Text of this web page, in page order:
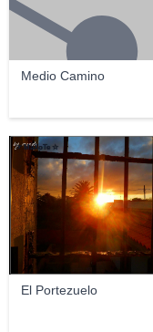
Medio Camino
El Portezuelo
☞ MaXoTe ☆